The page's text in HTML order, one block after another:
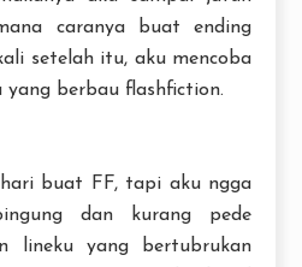
caranya buat ending
setelah itu, aku mencoba
berbau flashfiction.
buat FF, tapi aku ngga
dan kurang pede
lineku yang bertubrukan